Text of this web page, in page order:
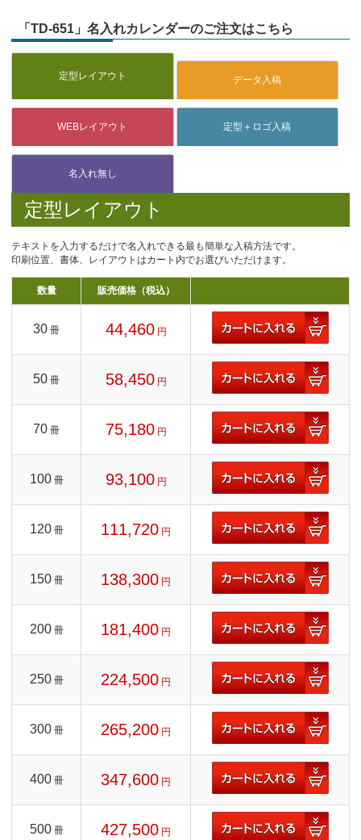
「TD-651」名入れカレンダーのご注文はこちら
定型レイアウト
テキストを入力するだけで名入れできる最も簡単な入稿方法です。
印刷位置、書体、レイアウトはカート内でお選びいただけます。
数量 販売価格（税込）
30 冊 44,460 円
50 冊 58,450 円
70 冊 75,180 円
100 冊 93,100 円
120 冊 111,720 円
150 冊 138,300 円
200 冊 181,400 円
250 冊 224,500 円
300 冊 265,200 円
400 冊 347,600 円
500 冊 427,500 円